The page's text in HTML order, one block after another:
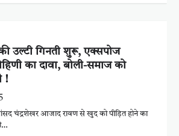
उल्टी गिनती शुरू, एक्सपोज
का दावा, बोली-समाज को
!
चंद्रशेखर आजाद रावण से खुद को पीड़ित होने का